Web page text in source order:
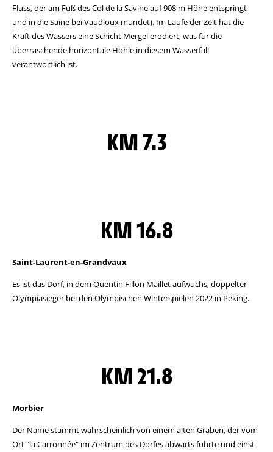
Fluss, der am Fuß des Col de la Savine auf 908 m Höhe entspringt
und in die Saine bei Vaudioux mündet). Im Laufe der Zeit hat die
Kraft des Wassers eine Schicht Mergel erodiert, was für die
überraschende horizontale Höhle in diesem Wasserfall
verantwortlich ist.
KM 7.3
KM 16.8
Saint-Laurent-en-Grandvaux
Es ist das Dorf, in dem Quentin Fillon Maillet aufwuchs, doppelter
Olympiasieger bei den Olympischen Winterspielen 2022 in Peking.
KM 21.8
Morbier
Der Name stammt wahrscheinlich von einem alten Graben, der vom
Ort "la Carronnée" im Zentrum des Dorfes abwärts führte und einst